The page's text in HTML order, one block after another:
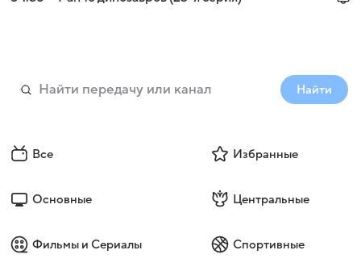
Найти
Все Избранные
Основные Центральные
Фильмы и Сериалы Спортивные